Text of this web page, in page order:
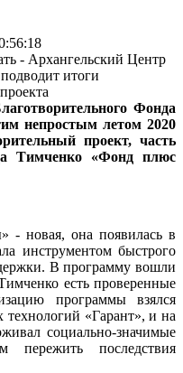
Фонда
непростым летом 2020
проект, часть
Тимченко «Фонд плюс
- новая, она появилась в
инструментом быстрого
В программу вошли
есть проверенные
программы взялся
«Гарант», и на
социально-значимые
последствия